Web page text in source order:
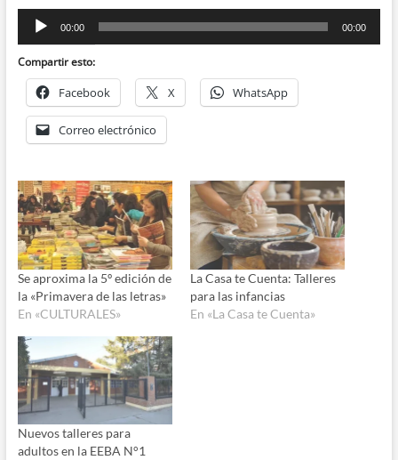
Reproductor
audio
00:00 00:00
Compartir esto:
Facebook X WhatsApp
Correo electrónico
Se aproxima la 5º edición de
la «Primavera de las letras»
En «CULTURALES»
La Casa te Cuenta: Talleres
para las infancias
En «La Casa te Cuenta»
Nuevos talleres para
adultos en la EEBA N°1